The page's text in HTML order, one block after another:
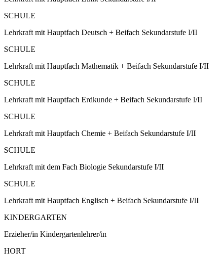
SCHULE
Lehrkraft mit Hauptfach Deutsch + Beifach Sekundarstufe I/II
SCHULE
Lehrkraft mit Hauptfach Mathematik + Beifach Sekundarstufe I/II
SCHULE
Lehrkraft mit Hauptfach Erdkunde + Beifach Sekundarstufe I/II
SCHULE
Lehrkraft mit Hauptfach Chemie + Beifach Sekundarstufe I/II
SCHULE
Lehrkraft mit dem Fach Biologie Sekundarstufe I/II
SCHULE
Lehrkraft mit Hauptfach Englisch + Beifach Sekundarstufe I/II
KINDERGARTEN
Erzieher/in Kindergartenlehrer/in
HORT